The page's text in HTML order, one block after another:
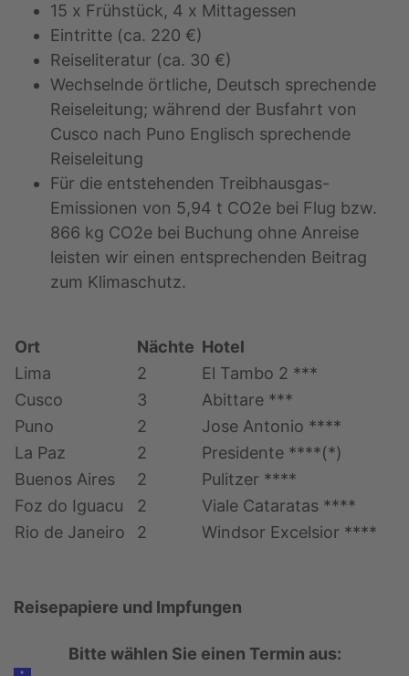
15 x Frühstück, 4 x Mittagessen
Eintritte (ca. 220 €)
Reiseliteratur (ca. 30 €)
Wechselnde örtliche, Deutsch sprechende
Reiseleitung; während der Busfahrt von
Cusco nach Puno Englisch sprechende
Reiseleitung
Für die entstehenden Treibhausgas-
Emissionen von 5,94 t CO2e bei Flug bzw.
866 kg CO2e bei Buchung ohne Anreise
leisten wir einen entsprechenden Beitrag
zum Klimaschutz.
Ort Nächte Hotel
Lima
2
El Tambo 2 ***
Cusco
3
Abittare ***
Puno
2
Jose Antonio ****
La Paz
2
Presidente ****(*)
Buenos Aires
2
Pulitzer ****
Foz do Iguacu
2
Viale Cataratas ****
Rio de Janeiro
2 Windsor Excelsior ****
Reisepapiere und Impfungen
Bitte wählen Sie einen Termin aus: